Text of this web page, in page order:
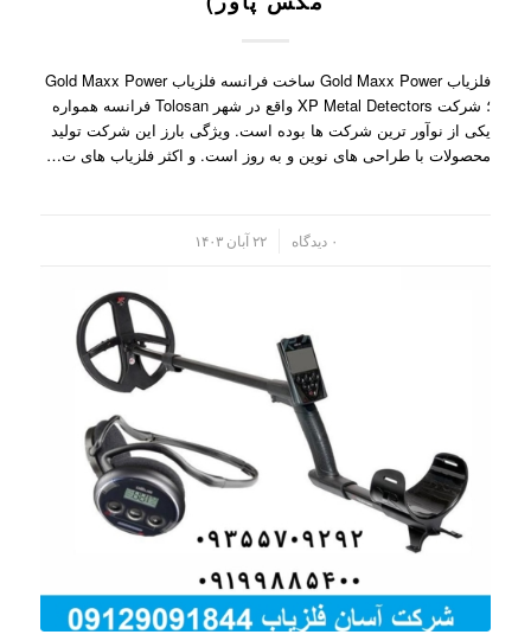
فلزیاب Gold Maxx Power ساخت فرانسه فلزیاب Gold Maxx Power
؛ شرکت XP Metal Detectors واقع در شهر Tolosan فرانسه همواره
یکی از نوآور ترین شرکت ها بوده است. ویژگی بارز این شرکت تولید
محصولات با طراحی های نوین و به روز است. و اکثر فلزیاب های ت…
۰ دیدگاه ۲۲ آبان ۱۴۰۳